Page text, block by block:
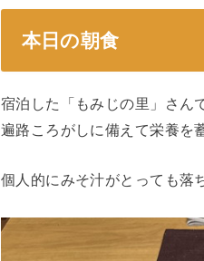
本日の朝食
宿泊した「もみじの里」さん
遍路ころがしに備えて栄養を
個人的にみそ汁がとっても落